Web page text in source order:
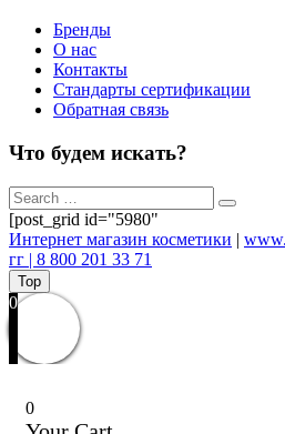
Бренды
О нас
Контакты
Стандарты сертификации
Обратная связь
Что будем искать?
[post_grid id="5980"
Интернет магазин косметики |
гг | 8 800 201 33 71
Top
0
0